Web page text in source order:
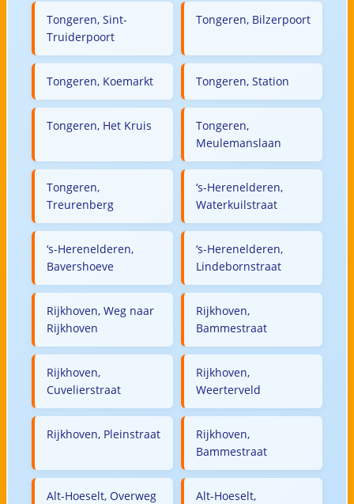
Tongeren, Sint-
Truiderpoort
Tongeren, Bilzerpoort
Tongeren, Koemarkt Tongeren, Station
Tongeren, Het Kruis
Tongeren,
Meulemanslaan
Tongeren,
Treurenberg
‘s-Herenelderen,
Waterkuilstraat
‘s-Herenelderen,
Bavershoeve
‘s-Herenelderen,
Lindebornstraat
Rijkhoven, Weg naar
Rijkhoven
Rijkhoven,
Bammestraat
Rijkhoven,
Cuvelierstraat
Rijkhoven,
Weerterveld
Rijkhoven, Pleinstraat
Rijkhoven,
Bammestraat
Alt-Hoeselt, Overweg
Alt-Hoeselt,